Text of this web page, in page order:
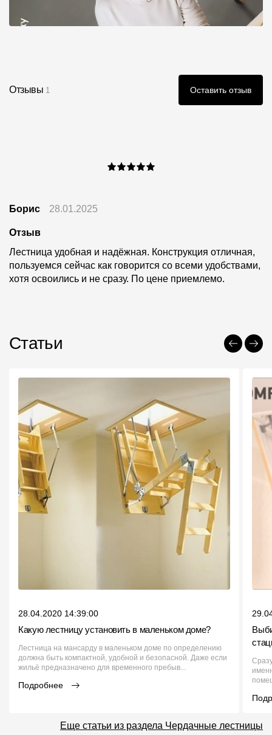
Отзывы 1 Оставить отзыв
Борис 28.01.2025
Отзыв
Лестница удобная и надёжная. Конструкция отличная,
пользуемся сейчас как говорится со всеми удобствами,
хотя освоились и не сразу. По цене приемлемо.
Статьи
28.04.2020 14:39:00
Какую лестницу установить в маленьком доме?
Лестница на мансарду в маленьком доме по определению
должна быть компактной, удобной и безопасной. Даже если
жильё предназначено для временного пребыв...
Подробнее
Еще статьи из раздела Чердачные лестницы